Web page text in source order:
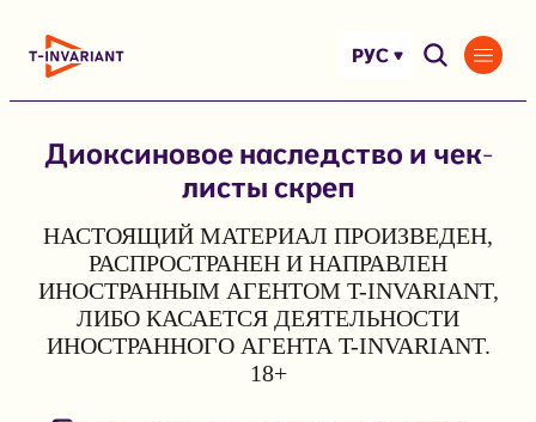
РУС
Диоксиновое наследство и чек-
листы скреп
НАСТОЯЩИЙ МАТЕРИАЛ ПРОИЗВЕДЕН,
РАСПРОСТРАНЕН И НАПРАВЛЕН
ИНОСТРАННЫМ АГЕНТОМ T-INVARIANT,
ЛИБО КАСАЕТСЯ ДЕЯТЕЛЬНОСТИ
ИНОСТРАННОГО АГЕНТА T-INVARIANT.
18+